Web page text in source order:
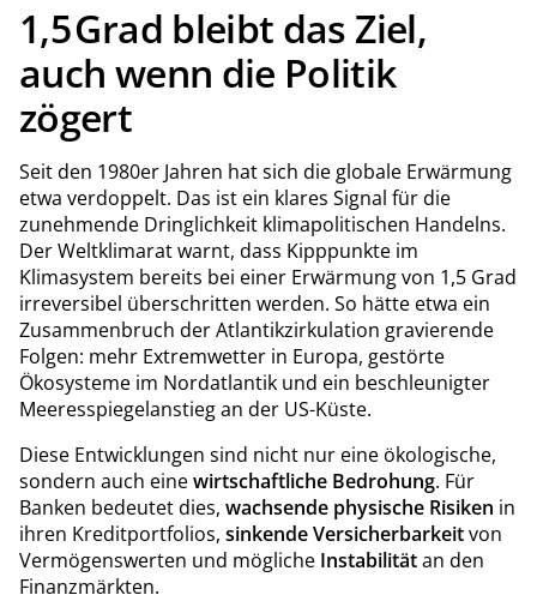
1,5 Grad bleibt das Ziel,
auch wenn die Politik
zögert
Seit den 1980er Jahren hat sich die globale Erwärmung
etwa verdoppelt. Das ist ein klares Signal für die
zunehmende Dringlichkeit klimapolitischen Handelns.
Der Weltklimarat warnt, dass Kipppunkte im
Klimasystem bereits bei einer Erwärmung von 1,5 Grad
irreversibel überschritten werden. So hätte etwa ein
Zusammenbruch der Atlantikzirkulation gravierende
Folgen: mehr Extremwetter in Europa, gestörte
Ökosysteme im Nordatlantik und ein beschleunigter
Meeresspiegelanstieg an der US-Küste.
Diese Entwicklungen sind nicht nur eine ökologische,
sondern auch einewirtschaftliche Bedrohung. Für
Banken bedeutet dies, wachsende physische Risiken in
ihren Kreditportfolios, sinkendeVersicherbarkeitvon
Vermögenswerten und mögliche Instabilitätan den
Finanzmärkten.